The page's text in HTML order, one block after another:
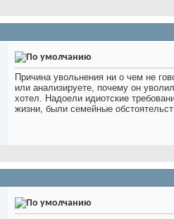
Причина увольнения ни о чем не
или анализируете, почему он
хотел. Надоели идиотские
жизни, были семейные